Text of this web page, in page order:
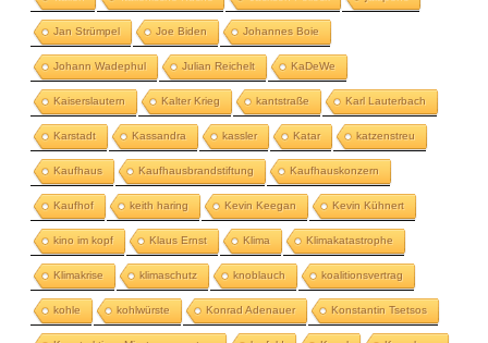
Jan Strümpel Joe Biden Johannes Boie
Johann Wadephul Julian Reichelt KaDeWe
Kaiserslautern Kalter Krieg kantstraße Karl Lauterbach
Karstadt Kassandra kassler Katar katzenstreu
Kaufhaus Kaufhausbrandstiftung Kaufhauskonzern
Kaufhof keith haring Kevin Keegan Kevin Kühnert
kino im kopf Klaus Ernst Klima Klimakatastrophe
Klimakrise klimaschutz knoblauch koalitionsvertrag
kohle kohlwürste Konrad Adenauer Konstantin Tsetsos